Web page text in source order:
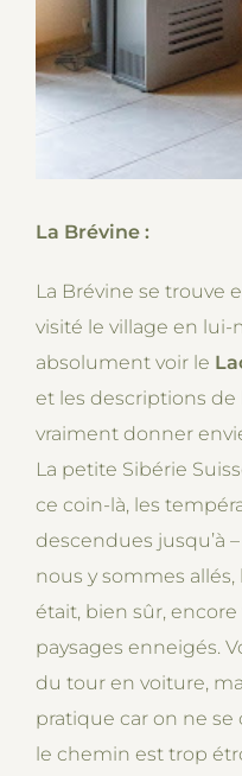
La Brévine :
La Brévine se trouve
visité le village en
absolument voir le
et les descriptions de
vraiment donner
La petite Sibérie
ce coin-là, les
descendues jusqu’à
nous y sommes
était, bien sûr,
paysages enneigés.
du tour en voiture,
pratique car on ne se
le chemin est trop